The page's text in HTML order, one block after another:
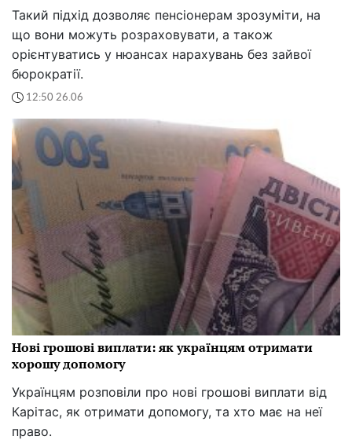
Такий підхід дозволяє пенсіонерам зрозуміти, на
що вони можуть розраховувати, а також
орієнтуватись у нюансах нарахувань без зайвої
бюрократії.
12:50 26.06
Нові грошові виплати: як українцям отримати
хорошу допомогу
Українцям розповіли про нові грошові виплати від
Карітас, як отримати допомогу, та хто має на неї
право.